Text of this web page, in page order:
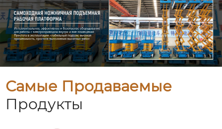
Самые Продаваемые
Продукты